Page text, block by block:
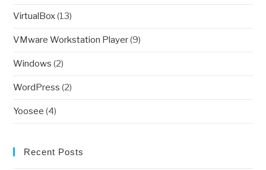
VirtualBox(13)
VMware Workstation Player(9)
Windows (2)
WordPress (2)
Yoosee (4)
Recent Posts